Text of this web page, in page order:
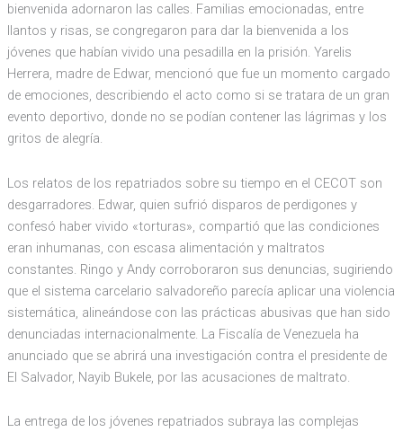
bienvenida adornaron las calles. Familias emocionadas, entre
llantos y risas, se congregaron para dar la bienvenida a los
jóvenes que habían vivido una pesadilla en la prisión. Yarelis
Herrera, madre de Edwar, mencionó que fue un momento cargado
de emociones, describiendo el acto como si se tratara de un gran
evento deportivo, donde no se podían contener las lágrimas y los
gritos de alegría.
Los relatos de los repatriados sobre su tiempo en el CECOT son
desgarradores. Edwar, quien sufrió disparos de perdigones y
confesó haber vivido «torturas», compartió que las condiciones
eran inhumanas, con escasa alimentación y maltratos
constantes. Ringo y Andy corroboraron sus denuncias, sugiriendo
que el sistema carcelario salvadoreño parecía aplicar una violencia
sistemática, alineándose con las prácticas abusivas que han sido
denunciadas internacionalmente. La Fiscalía de Venezuela ha
anunciado que se abrirá una investigación contra el presidente de
El Salvador, Nayib Bukele, por las acusaciones de maltrato.
La entrega de los jóvenes repatriados subraya las complejas